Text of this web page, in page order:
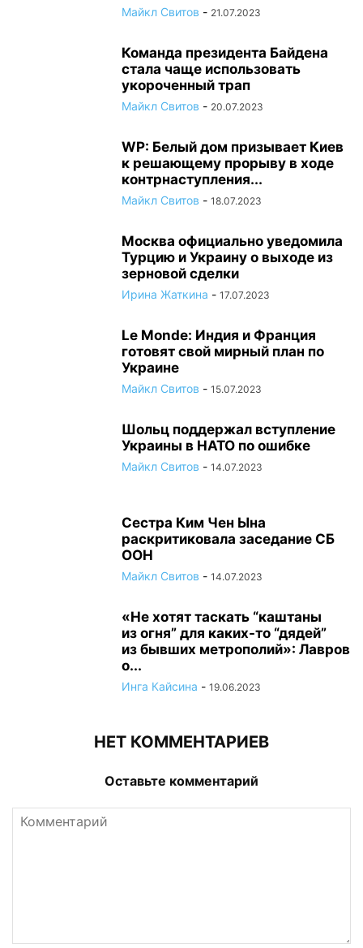
Майкл Свитов - 21.07.2023
Команда президента Байдена
стала чаще использовать
укороченный трап
Майкл Свитов - 20.07.2023
WP: Белый дом призывает Киев
к решающему прорыву в ходе
контрнаступления...
Майкл Свитов - 18.07.2023
Москва официально уведомила
Турцию и Украину о выходе из
зерновой сделки
Ирина Жаткина - 17.07.2023
Le Monde: Индия и Франция
готовят свой мирный план по
Украине
Майкл Свитов - 15.07.2023
Шольц поддержал вступление
Украины в НАТО по ошибке
Майкл Свитов - 14.07.2023
Сестра Ким Чен Ына
раскритиковала заседание СБ
ООН
Майкл Свитов - 14.07.2023
«Не хотят таскать “каштаны
из огня” для каких-то “дядей”
из бывших метрополий»: Лавров
о...
Инга Кайсина - 19.06.2023
НЕТ КОММЕНТАРИЕВ
Оставьте комментарий